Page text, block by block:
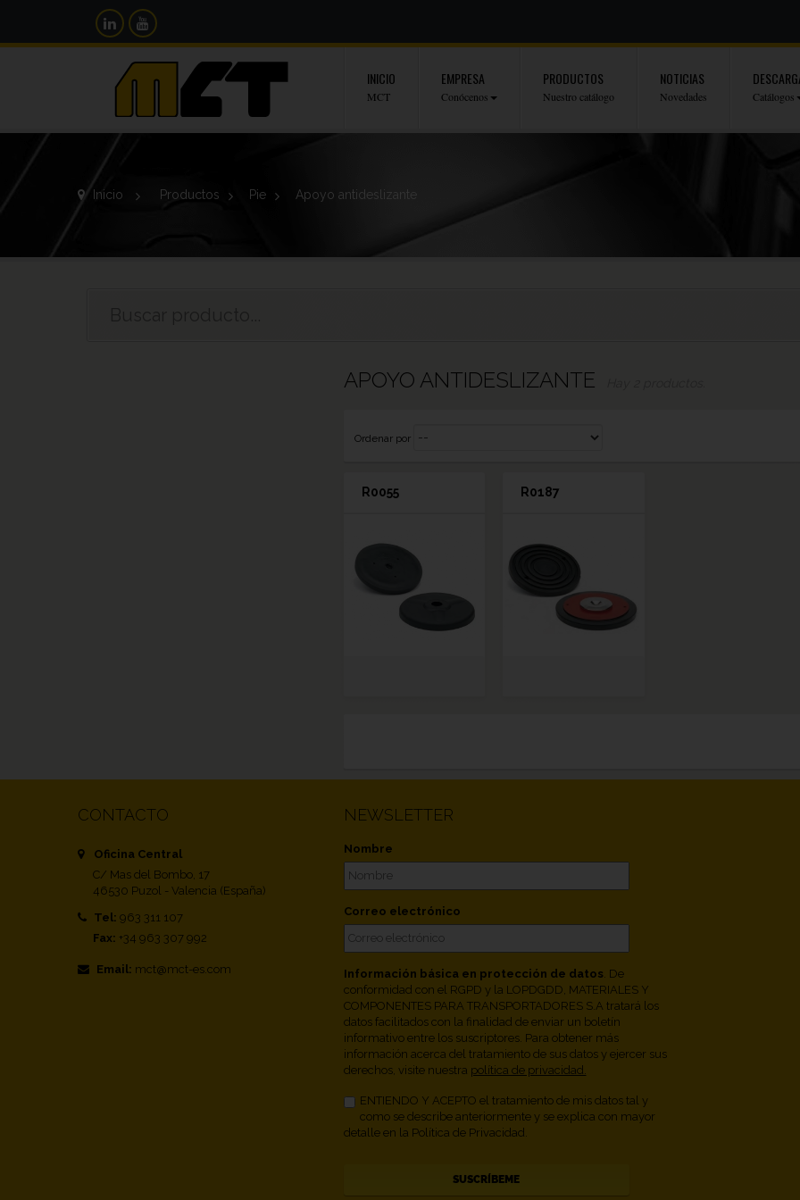
INICIO
MCT
EMPRESA
Conócenos
PRODUCTOS
Nuestro catálogo
NOTICIAS
Novedades Catálogos
Inicio > Productos > Pie > Apoyo antideslizante
APOYO ANTIDESLIZANTE
Ordenar por
R0055 R0187
CONTACTO
Oficina Central
C/ Mas del Bombo, 17
46530 Puzol - Valencia (España)
Tel: 963 311 107
Fax: +34 963 307 992
Email: mct@mct-es.com
NEWSLETTER
Nombre
Correo electrónico
Información básica en protección de datos . De
conformidad con el RGPD y la LOPDGDD, MATERIALES Y
COMPONENTES PARA TRANSPORTADORES S.A tratará los
datos facilitados con la finalidad de enviar un boletín
informativo entre los suscriptores. Para obtener más
información acerca del tratamiento de sus datos y ejercer sus
derechos, visite nuestra política de privacidad.
ENTIENDO Y ACEPTO el tratamiento de mis datos tal y
como se describe anteriormente y se explica con mayor
detalle en la Política de Privacidad.